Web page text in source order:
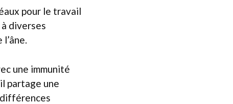
pour le travail
diverses
une immunité
partage une